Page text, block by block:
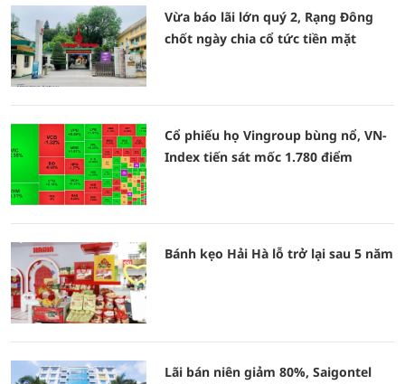
Vừa báo lãi lớn quý 2, Rạng Đông
chốt ngày chia cổ tức tiền mặt
Cổ phiếu họ Vingroup bùng nổ, VN-
Index tiến sát mốc 1.780 điểm
Bánh kẹo Hải Hà lỗ trở lại sau 5 năm
Lãi bán niên giảm 80%, Saigontel